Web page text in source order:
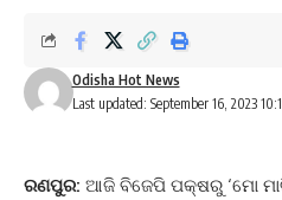
Last updated: September 16, 2023
Odisha Hot News
ରଣପୁର: ଆଜି ବିଜେପି ପକ୍ଷରୁ ‘ମୋ